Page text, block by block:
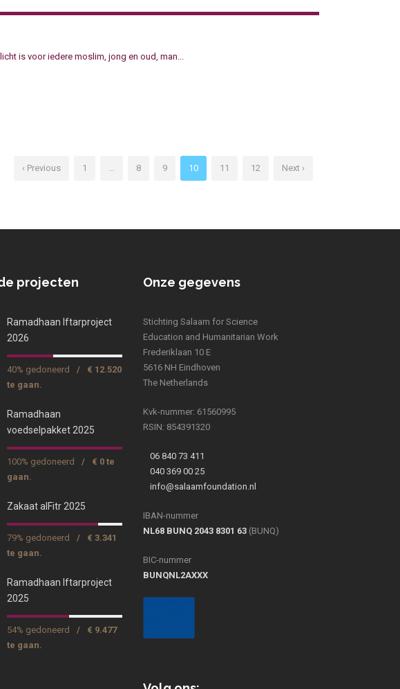
is voor iedere moslim, jong en oud, man...
‹ Previous 1 … 8 9 10 11 12 Next ›
projecten
Ramadhaan Iftarproject
2026
40% gedoneerd /
€ 12.520
te gaan.
Ramadhaan
voedselpakket 2025
100% gedoneerd /
€ 0 te
gaan.
Zakaat alFitr 2025
79% gedoneerd /
€ 3.341
te gaan.
Ramadhaan Iftarproject
2025
54% gedoneerd /
€ 9.477
te gaan.
Onze gegevens
Stichting Salaam for Science
Education and Humanitarian Work
Frederiklaan 10 E
5616 NH Eindhoven
The Netherlands
Kvk-nummer: 61560995
RSIN: 854391320
06 840 73 411
040 369 00 25
info@salaamfoundation.nl
IBAN-nummer
NL68 BUNQ 2043 8301 63 (BUNQ)
BIC-nummer
BUNQNL2AXXX